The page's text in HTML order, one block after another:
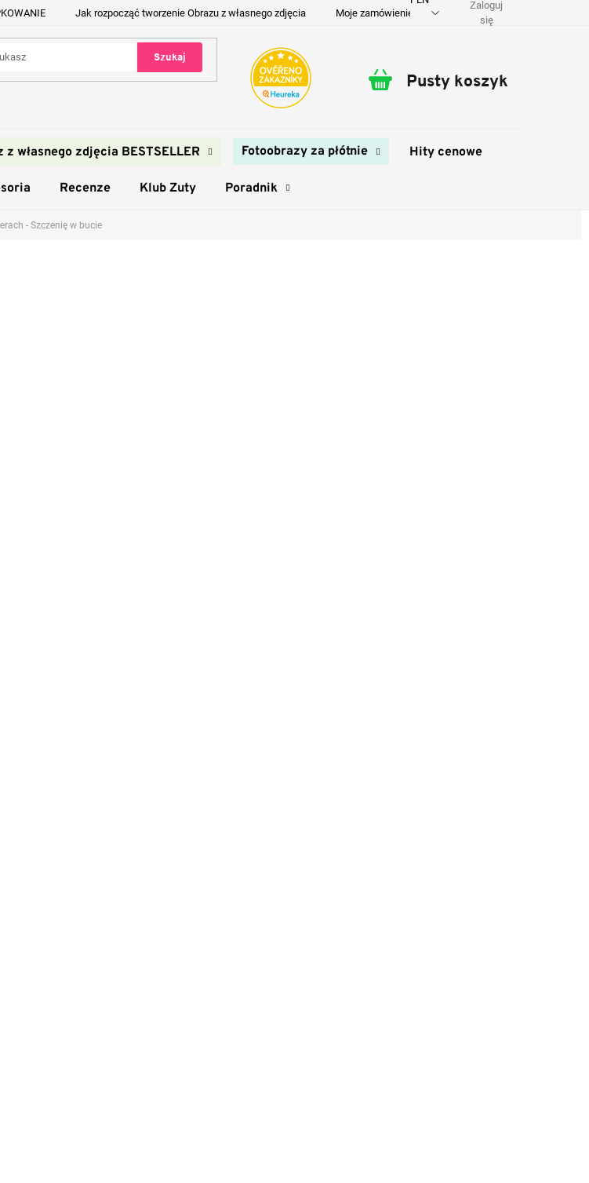
Jak rozpocząć tworzenie Obrazu z własnego zdjęcia Moje zamówienie Dostawa i płatność
Zaloguj
się
Szukaj
Koszyk
Pusty koszyk
z własnego zdjęcia BESTSELLER Fotoobrazy za płótnie Hity cenowe
Recenze Klub Zuty Poradnik
- Szczenię w bucie